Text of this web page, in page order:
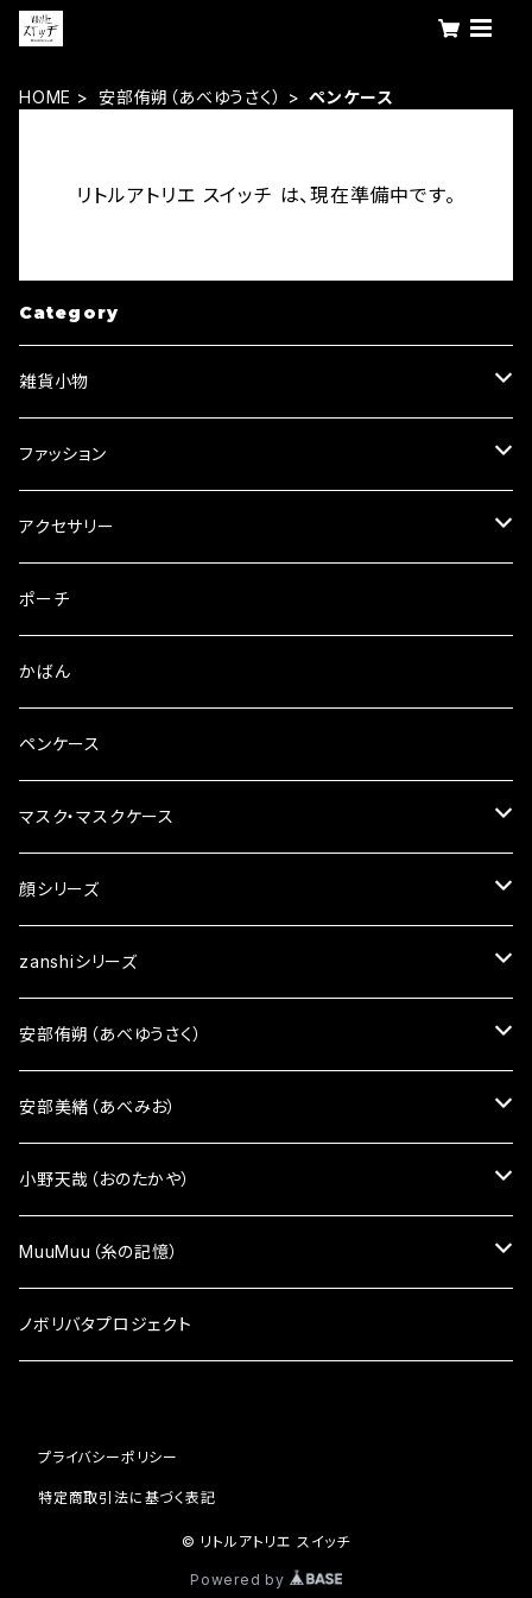
HOME 安部侑朔（あべゆうさく） ペンケース
リトルアトリエ スイッチ は、現在準備中です。
Category
雑貨小物
キーリング・キーホルダー
ブローチ
ピンバッチ
ブックカバー
ファッション
Tシャツ
アクセサリー
ピアス
イヤリング
ポーチ
かばん
ペンケース
マスク・マスクケース
マスクチャーム
顔シリーズ
ざんしちゃんブローチ
顔ポーチ
zanshiシリーズ
アクセサリー
ピアス
イヤリング
雑貨小物
ざんしちゃんブローチ
ピンバッチ
安部侑朔（あべゆうさく）
雑貨小物
かばん
ポーチ
マスク・マスクケース
顔シリーズ
安部美緒（あべみお）
雑貨小物
かばん
マスク・マスクケース
ペンケース
小野天哉（おのたかや）
雑貨小物
MuuMuu（糸の記憶）
雑貨小物
ノボリバタプロジェクト
プライバシーポリシー
特定商取引法に基づく表記
© リトルアトリエ スイッチ
Powered by